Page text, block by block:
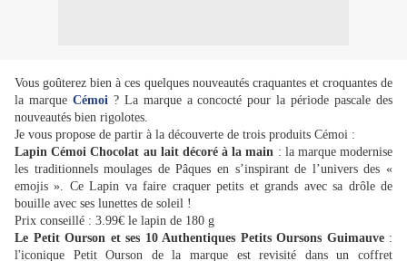
Vous goûterez bien à ces quelques nouveautés craquantes et croquantes de
la marque Cémoi? La marque a concocté pour la période pascale des
nouveautés bien rigolotes.
Je vous propose de partir à la découverte de trois produits Cémoi :
Lapin Cémoi Chocolat au lait décoré à la main : la marque modernise
les traditionnels moulages de Pâques en s’inspirant de l’univers des «
emojis ». Ce Lapin va faire craquer petits et grands avec sa drôle de
bouille avec ses lunettes de soleil !
Prix conseillé : 3.99€ le lapin de 180 g
Le Petit Ourson et ses 10 Authentiques Petits Oursons Guimauve:
l'iconique Petit Ourson de la marque est revisité dans un coffret